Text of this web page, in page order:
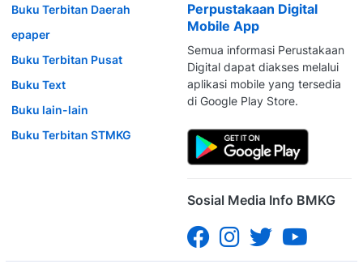
Buku Terbitan Daerah
epaper
Buku Terbitan Pusat
Buku Text
Buku lain-lain
Buku Terbitan STMKG
Perpustakaan Digital
Mobile App
Semua informasi Perustakaan
Digital dapat diakses melalui
aplikasi mobile yang tersedia
di Google Play Store.
Sosial Media Info BMKG